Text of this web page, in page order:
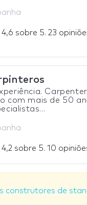
4,6 sobre 5. 23
com mais de 50
4,2 sobre 5. 10
construtores de